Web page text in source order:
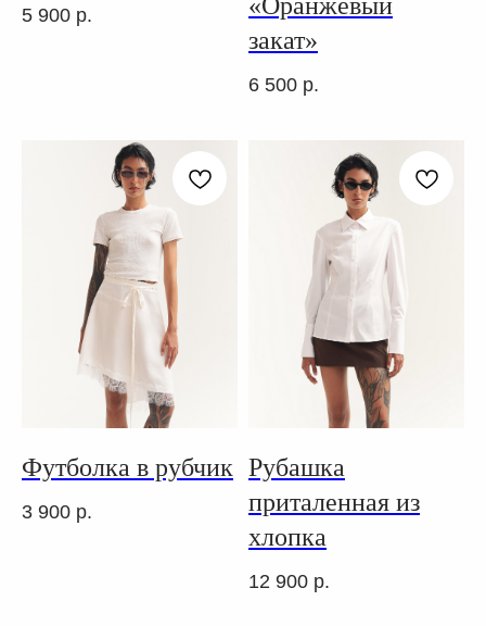
5 900 р.
закат»
6 500 р.
Футболка в рубчик
3 900 р.
Рубашка
приталенная из
хлопка
12 900 р.